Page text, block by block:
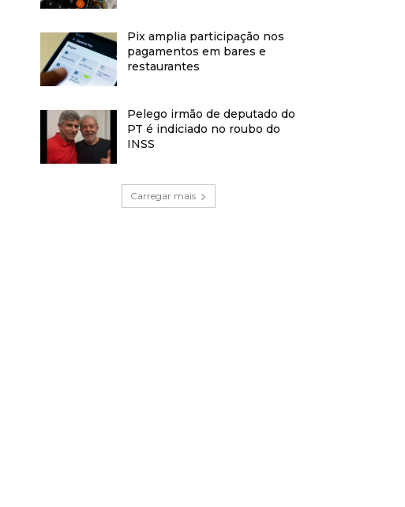
Pix amplia participação nos
pagamentos em bares e
restaurantes
Pelego irmão de deputado do
PT é indiciado no roubo do
INSS
Carregar mais